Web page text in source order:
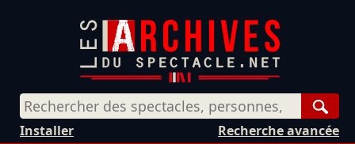
Recherche avancée
Installer